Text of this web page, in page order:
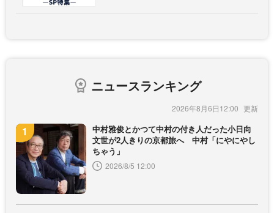
ニュースランキング
2026年8月6日12:00
中村雅俊とかつて中村の付き人だった小日向
文世が2人きりの京都旅へ 中村「にやにやし
ちゃう」
2026/8/5 12:00